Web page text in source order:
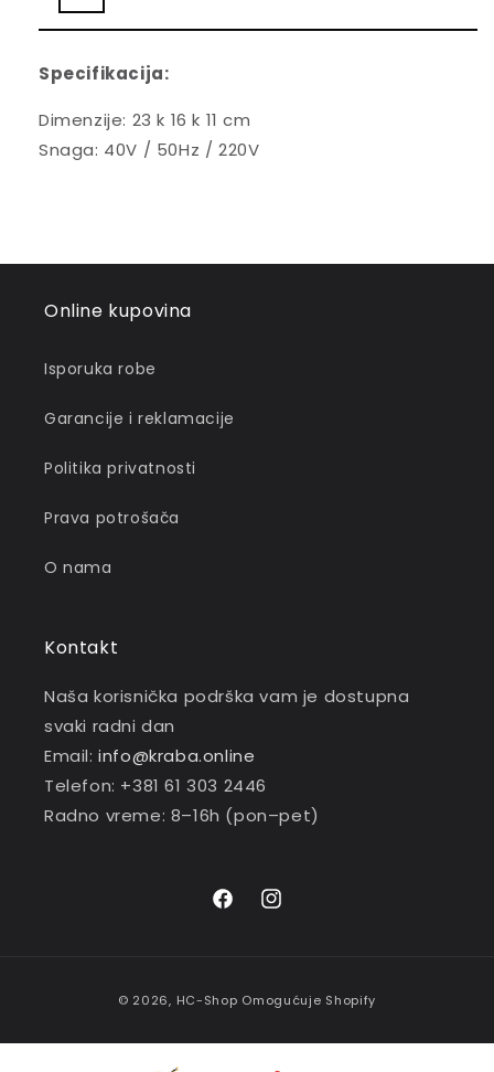
Specifikacija:
Dimenzije: 23 k 16 k 11 cm
Snaga: 40V / 50Hz / 220V
Online kupovina
Isporuka robe
Garancije i reklamacije
Politika privatnosti
Prava potrošača
O nama
Kontakt
Naša korisnička podrška vam je dostupna
svaki radni dan
Email:info@kraba.online
Telefon: +381 61 303 2446
Radno vreme: 8–16h (pon–pet)
FacebookInstagram
© 2026, HC-Shop Omogućuje Shopify